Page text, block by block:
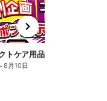
トケア用品10%OFF
8月10日
n
e
x
t